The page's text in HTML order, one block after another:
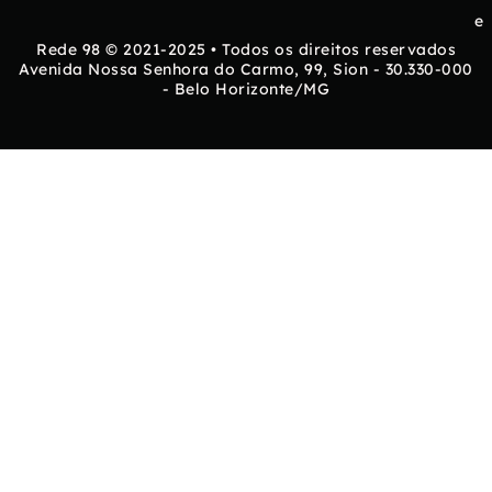
e
Rede 98 © 2021-2025 • Todos os direitos reservados
Avenida Nossa Senhora do Carmo, 99, Sion - 30.330-000
- Belo Horizonte/MG